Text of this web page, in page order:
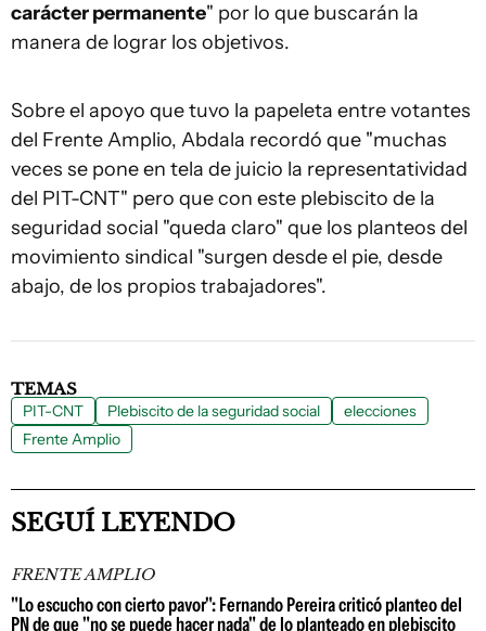
carácter permanente" por lo que buscarán la
manera de lograr los objetivos.
Sobre el apoyo que tuvo la papeleta entre votantes
del Frente Amplio, Abdala recordó que "muchas
veces se pone en tela de juicio la representatividad
del PIT-CNT" pero que con este plebiscito de la
seguridad social "queda claro" que los planteos del
movimiento sindical "surgen desde el pie, desde
abajo, de los propios trabajadores".
TEMAS
PIT-CNT Plebiscito de la seguridad social
elecciones
Frente Amplio
SEGUÍ LEYENDO
FRENTE AMPLIO
"Lo escucho con cierto pavor": Fernando Pereira criticó planteo del
PN de que "no se puede hacer nada" de lo planteado en plebiscito